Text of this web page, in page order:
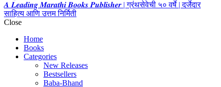
𝑨 𝑳𝒆𝒂𝒅𝒊𝒏𝒈 𝑴𝒂𝒓𝒂𝒕𝒉𝒊 𝑩𝒐𝒐𝒌𝒔 𝑷𝒖𝒃𝒍𝒊𝒔𝒉𝒆𝒓 | ग्रंथसेवेची ५० वर्षे | दर्जेदार
साहित्य आणि उत्तम निर्मिती
Close
Home
Books
Categories
New Releases
Bestsellers
Baba-Bhand